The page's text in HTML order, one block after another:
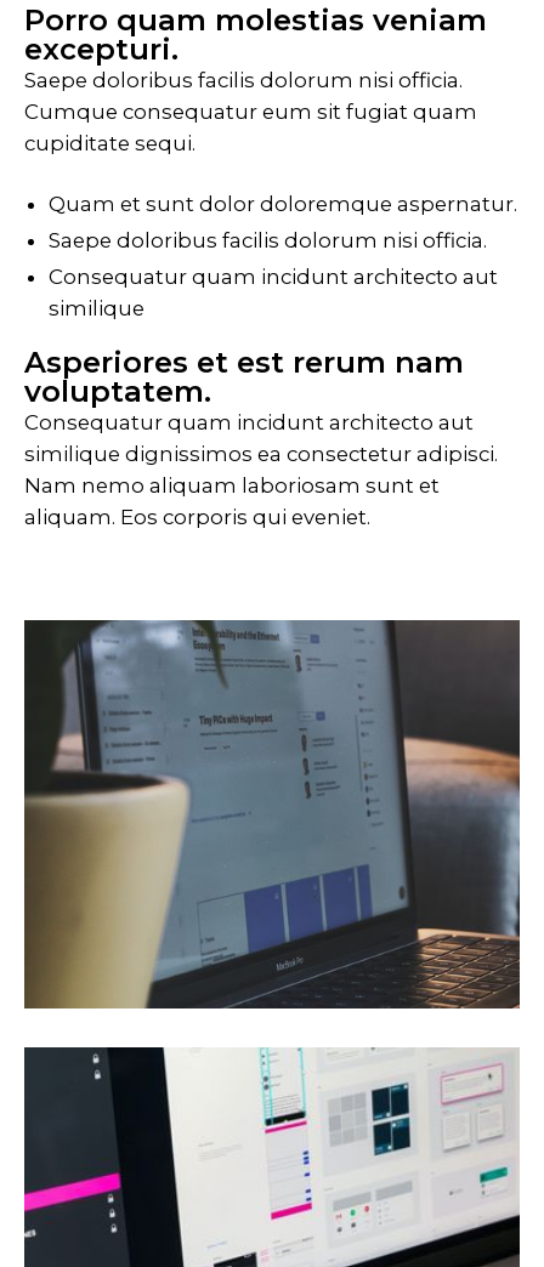
Porro quam molestias veniam
excepturi.
Saepe doloribus facilis dolorum nisi officia.
Cumque consequatur eum sit fugiat quam
cupiditate sequi.
Quam et sunt dolor doloremque aspernatur.
Saepe doloribus facilis dolorum nisi officia.
Consequatur quam incidunt architecto aut
similique
Asperiores et est rerum nam
voluptatem.
Consequatur quam incidunt architecto aut
similique dignissimos ea consectetur adipisci.
Nam nemo aliquam laboriosam sunt et
aliquam. Eos corporis qui eveniet.